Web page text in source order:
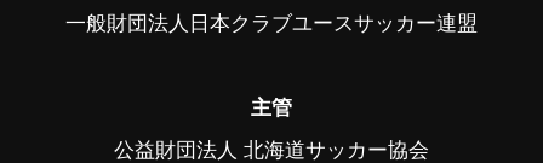
一般財団法人日本クラブユースサッカー連盟
主管
公益財団法人 北海道サッカー協会